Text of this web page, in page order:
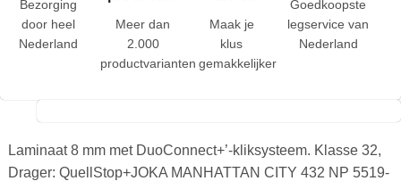
Bezorging
door heel
Nederland
Meer dan
2.000
productvarianten
Maak je
klus
gemakkelijker
Goedkoopste
legservice van
Nederland
Laminaat 8 mm met DuoConnect+’-kliksysteem. Klasse 32,
Drager: QuellStop+JOKA MANHATTAN CITY 432 NP 5519-